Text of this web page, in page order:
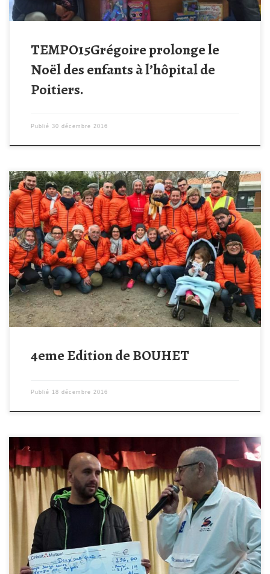
TEMPO15Grégoire prolonge le
Noël des enfants à l’hôpital de
Poitiers.
Publié 30 décembre 2016
Ils étaient plus de 250 participants a être venus braver le froid et
le brouillard ce dimanche matin à Bouhet. Dans une ambiance
sportive et chaleureuse nous avons pu assister à un très beau
moment de partage et de convivialité. Grace à vous tous c’est
plus de 2000€ qui ont […]
4eme Edition de BOUHET
Publié 18 décembre 2016
L’association « les foulées René Caillé » a choisi de mettre en
avant notre association lors des 10 heures pédestres de Mauzé
sur le Mignon organisées dans le cadre du Téléthon 2016. Grace
à cette initiative Tempo15Grégoire a reçu un chèque de 296€. Un
GRAND MERCI au président et à tous les […]